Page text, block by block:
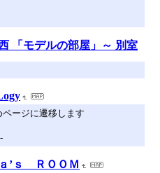
「モデルの部屋」～ 別室
ージに遷移します
’ｓ ＲＯＯＭ